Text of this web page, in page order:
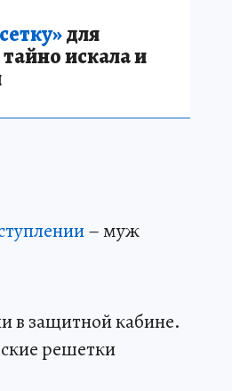
для
искала и
– муж
в защитной кабине.
решетки